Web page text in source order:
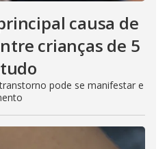
causa de
crianças de 5
pode se manifestar e